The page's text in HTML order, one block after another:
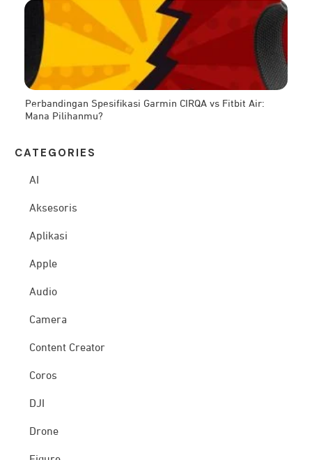
Perbandingan Spesifikasi Garmin CIRQA vs Fitbit Air:
Mana Pilihanmu?
CATEG ORIES
AI
Aksesoris
Aplikasi
Apple
Audio
Camera
Content Creator
Coros
DJI
Drone